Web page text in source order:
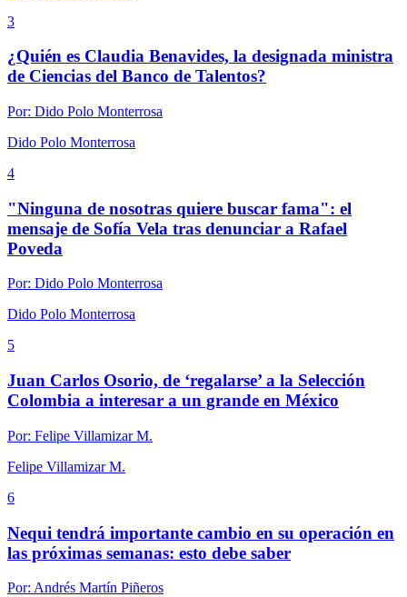
3
¿Quién es Claudia Benavides, la designada ministra
de Ciencias del Banco de Talentos?
Por: Dido Polo Monterrosa
Dido Polo Monterrosa
4
"Ninguna de nosotras quiere buscar fama": el
mensaje de Sofía Vela tras denunciar a Rafael
Poveda
Por: Dido Polo Monterrosa
Dido Polo Monterrosa
5
Juan Carlos Osorio, de ‘regalarse’ a la Selección
Colombia a interesar a un grande en México
Por: Felipe Villamizar M.
Felipe Villamizar M.
6
Nequi tendrá importante cambio en su operación en
las próximas semanas: esto debe saber
Por: Andrés Martín Piñeros